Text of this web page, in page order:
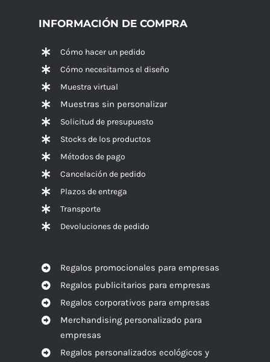
INFORMACIÓN DE COMPRA
Cómo hacer un pedido
Cómo necesitamos el diseño
Muestra virtual
Muestras sin personalizar
Solicitud de presupuesto
Stocks de los productos
Métodos de pago
Cancelación de pedido
Plazos de entrega
Transporte
Devoluciones de pedido
Regalos promocionales para empresas
Regalos publicitarios para empresas
Regalos corporativos para empresas
Merchandising personalizado para
empresas
Regalos personalizados ecológicos y